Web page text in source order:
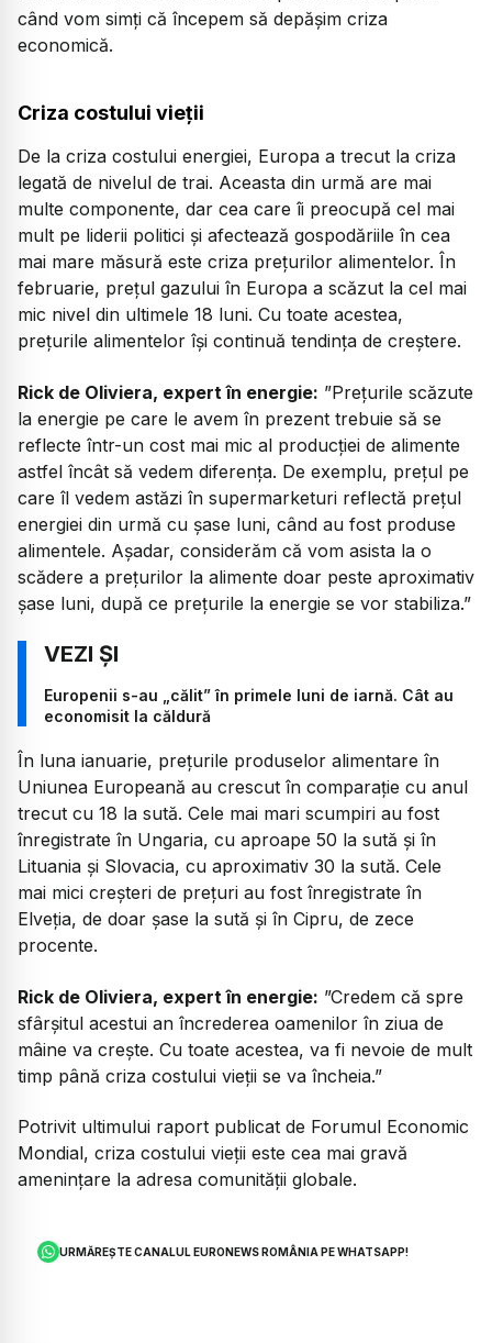
când vom simți că începem să depășim criza
economică.
Criza costului vieții
De la criza costului energiei, Europa a trecut la criza
legată de nivelul de trai. Aceasta din urmă are mai
multe componente, dar cea care îi preocupă cel mai
mult pe liderii politici și afectează gospodăriile în cea
mai mare măsură este criza prețurilor alimentelor. În
februarie, prețul gazului în Europa a scăzut la cel mai
mic nivel din ultimele 18 luni. Cu toate acestea,
prețurile alimentelor își continuă tendința de creștere.
Rick de Oliviera, expert în energie: ”Prețurile scăzute
la energie pe care le avem în prezent trebuie să se
reflecte într-un cost mai mic al producției de alimente
astfel încât să vedem diferența. De exemplu, prețul pe
care îl vedem astăzi în supermarketuri reflectă prețul
energiei din urmă cu șase luni, când au fost produse
alimentele. Așadar, considerăm că vom asista la o
scădere a prețurilor la alimente doar peste aproximativ
șase luni, după ce prețurile la energie se vor stabiliza.”
Europenii s-au „călit” în primele luni de iarnă. Cât au
economisit la căldură
În luna ianuarie, prețurile produselor alimentare în
Uniunea Europeană au crescut în comparație cu anul
trecut cu 18 la sută. Cele mai mari scumpiri au fost
înregistrate în Ungaria, cu aproape 50 la sută și în
Lituania și Slovacia, cu aproximativ 30 la sută. Cele
mai mici creșteri de prețuri au fost înregistrate în
Elveția, de doar șase la sută și în Cipru, de zece
procente.
Rick de Oliviera, expert în energie: ”Credem că spre
sfârșitul acestui an încrederea oamenilor în ziua de
mâine va crește. Cu toate acestea, va fi nevoie de mult
timp până criza costului vieții se va încheia.”
Potrivit ultimului raport publicat de Forumul Economic
Mondial, criza costului vieții este cea mai gravă
amenințare la adresa comunității globale.
URMĂREȘTE CANALUL EURONEWS ROMÂNIA PE WHATSAPP!